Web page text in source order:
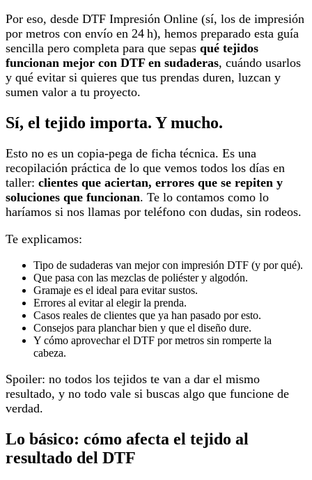
Por eso, desde DTF Impresión Online (sí, los de impresión
por metros con envío en 24 h), hemos preparado esta guía
sencilla pero completa para que sepas qué tejidos
funcionan mejor con DTF en sudaderas, cuándo usarlos
y qué evitar si quieres que tus prendas duren, luzcan y
sumen valor a tu proyecto.
Sí, el tejido importa. Y mucho.
Esto no es un copia-pega de ficha técnica. Es una
recopilación práctica de lo que vemos todos los días en
taller: clientes que aciertan, errores que se repiten y
soluciones que funcionan. Te lo contamos como lo
haríamos si nos llamas por teléfono con dudas, sin rodeos.
Te explicamos:
Tipo de sudaderas van mejor con impresión DTF (y por qué).
Que pasa con las mezclas de poliéster y algodón.
Gramaje es el ideal para evitar sustos.
Errores al evitar al elegir la prenda.
Casos reales de clientes que ya han pasado por esto.
Consejos para planchar bien y que el diseño dure.
Y cómo aprovechar el DTF por metros sin romperte la
cabeza.
Spoiler: no todos los tejidos te van a dar el mismo
resultado, y no todo vale si buscas algo que funcione de
verdad.
Lo básico: cómo afecta el tejido al
resultado del DTF